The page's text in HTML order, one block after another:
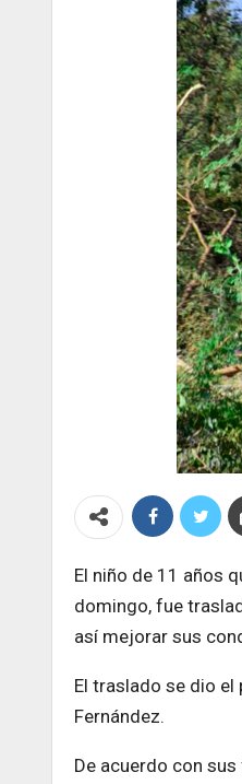
El niño de 11 años
domingo, fue
así mejorar sus
El traslado se dio
Fernández.
De acuerdo con